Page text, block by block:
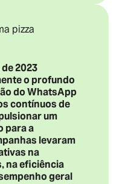
2023
o profundo
do WhatsApp
contínuos de
um
para a
levaram
na
na eficiência
geral